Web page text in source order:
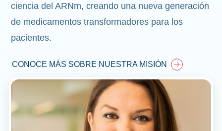
ciencia del ARNm, creando una nueva generación
de medicamentos transformadores para los
pacientes.
CONOCE MÁS SOBRE NUESTRA MISIÓN